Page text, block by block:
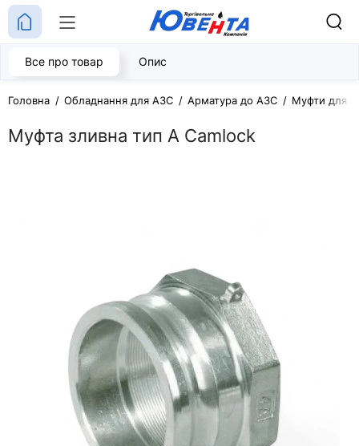
Головна Обладнання для АЗС Арматура до АЗС Муфти для
Муфта зливна тип А Camlock
Все про товар Опис